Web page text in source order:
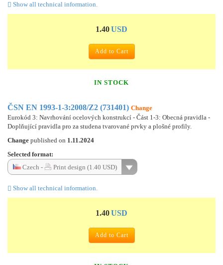
Show all technical information.
1.40USD
Add to Cart
IN STOCK
ČSN EN 1993-1-3:2008/Z2 (731401) Change
Eurokód 3: Navrhování ocelových konstrukcí - Část 1-3: Obecná pravidla -
Doplňující pravidla pro za studena tvarované prvky a plošné profily.
Change published on 1.11.2024
Selected format:
Czech -
Print design (1.40 USD)
Show all technical information.
1.40USD
Add to Cart